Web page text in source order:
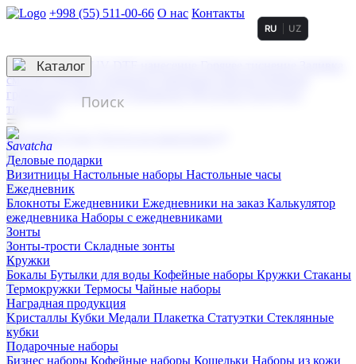
+998 (55) 511-00-66 О нас Контакты
3D гравировка
смолой (Doming)
гравировка твердая
тиснение
RU UZ
☰
Контакты
Каталог
Деловые подарки
Визитницы Настольные наборы Настольные часы
Ежедневник
Блокноты Ежедневники Ежедневники на заказ Калькулятор
ежедневника Наборы с ежедневниками
Зонты
Зонты-трости Складные зонты
Кружки
Бокалы Бутылки для воды Кофейные наборы Кружки Стаканы
Термокружки Термосы Чайные наборы
Наградная продукция
Kристаллы Кубки Медали Плакетка Статуэтки Стеклянные
кубки
Подарочные наборы
Бизнес наборы Кофейные наборы Кошельки Наборы из кожи